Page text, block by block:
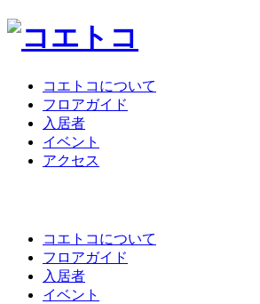
コエトコについて
フロアガイド
入居者
イベント
アクセス
コエトコについて
フロアガイド
入居者
イベント